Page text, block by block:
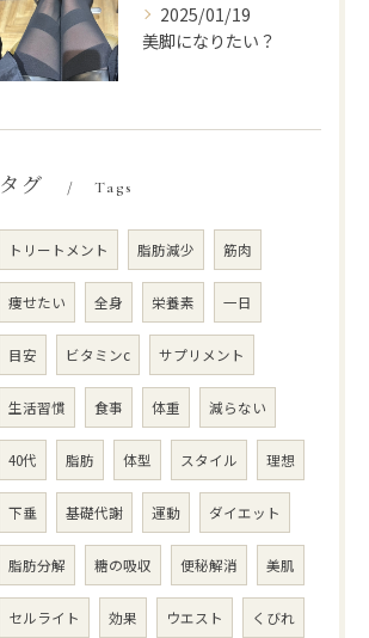
2025/01/19
美脚になりたい？
タグ Tags
トリートメント 脂肪減少 筋肉
痩せたい 全身 栄養素 一日
目安 ビタミンc サプリメント
生活習慣 食事 体重 減らない
40代 脂肪 体型 スタイル 理想
下垂 基礎代謝 運動 ダイエット
脂肪分解 糖の吸収 便秘解消 美肌
セルライト 効果 ウエスト くびれ